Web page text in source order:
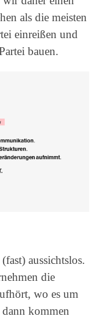
als die meisten
einreißen und
bauen.
aussichtslos.
die
wo es um
kommen